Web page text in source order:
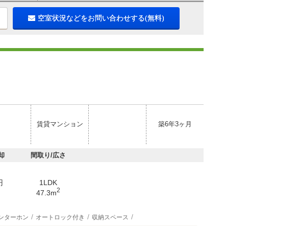
空室状況などをお問い合わせする(無料)
賃貸マンション 築6年3ヶ月
間取り/広さ
1LDK
47.3m2
ターホン オートロック付き 収納スペース